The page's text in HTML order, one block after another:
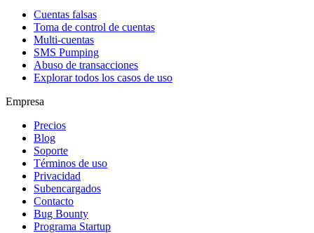
Cuentas falsas
Toma de control de cuentas
Multi-cuentas
SMS Pumping
Abuso de transacciones
Explorar todos los casos de uso
Empresa
Precios
Blog
Soporte
Términos de uso
Privacidad
Subencargados
Contacto
Bug Bounty
Programa Startup